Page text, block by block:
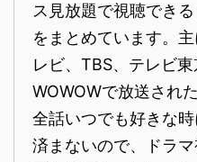
ス見放題で視聴でき
をまとめています。
レビ、TBS、テレビ東
WOWOWで放送され
全話いつでも好きな
済まないので、ドラ